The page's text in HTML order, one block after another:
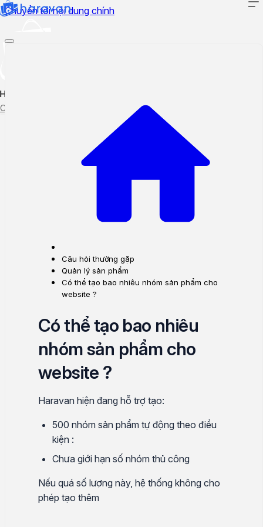
Chuyển tới nội dung chính
Hướng dẫn sử dụng
Cập nhật tính năng mới
Theo dõi ticket
Câu hỏi thường gặp
Quản lý sản phẩm
Có thể tạo bao nhiêu nhóm sản phẩm cho
website ?
Có thể tạo bao nhiêu
nhóm sản phẩm cho
website ?
Haravan hiện đang hỗ trợ tạo:
500 nhóm sản phẩm tự động theo điều
kiện :
Chưa giới hạn số nhóm thủ công
Nếu quá số lượng này, hệ thống không cho
phép tạo thêm